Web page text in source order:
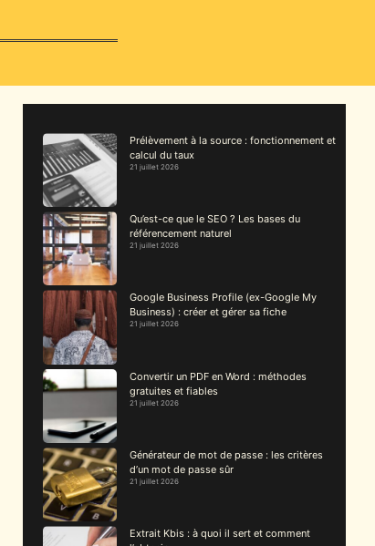
Prélèvement à la source : fonctionnement et
calcul du taux
21 juillet 2026
Qu’est-ce que le SEO ? Les bases du
référencement naturel
21 juillet 2026
Google Business Profile (ex-Google My
Business) : créer et gérer sa fiche
21 juillet 2026
Convertir un PDF en Word : méthodes
gratuites et fiables
21 juillet 2026
Générateur de mot de passe : les critères
d’un mot de passe sûr
21 juillet 2026
Extrait Kbis : à quoi il sert et comment